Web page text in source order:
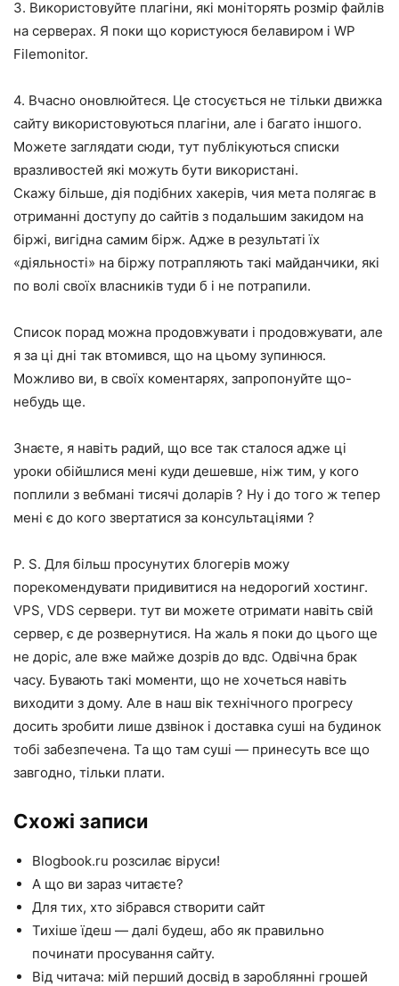
3. Використовуйте плагіни, які моніторять розмір файлів
на серверах. Я поки що користуюся белавиром і WP
Filemonitor.
4. Вчасно оновлюйтеся. Це стосується не тільки движка
сайту використовуються плагіни, але і багато іншого.
Можете заглядати сюди, тут публікуються списки
вразливостей які можуть бути використані.
Скажу більше, дія подібних хакерів, чия мета полягає в
отриманні доступу до сайтів з подальшим закидом на
біржі, вигідна самим бірж. Адже в результаті їх
«діяльності» на біржу потрапляють такі майданчики, які
по волі своїх власників туди б і не потрапили.
Список порад можна продовжувати і продовжувати, але
я за ці дні так втомився, що на цьому зупинюся.
Можливо ви, в своїх коментарях, запропонуйте що-
небудь ще.
Знаєте, я навіть радий, що все так сталося адже ці
уроки обійшлися мені куди дешевше, ніж тим, у кого
поплили з вебмані тисячі доларів ? Ну і до того ж тепер
мені є до кого звертатися за консультаціями ?
P. S. Для більш просунутих блогерів можу
порекомендувати придивитися на недорогий хостинг.
VPS, VDS сервери. тут ви можете отримати навіть свій
сервер, є де розвернутися. На жаль я поки до цього ще
не доріс, але вже майже дозрів до вдс. Одвічна брак
часу. Бувають такі моменти, що не хочеться навіть
виходити з дому. Але в наш вік технічного прогресу
досить зробити лише дзвінок і доставка суші на будинок
тобі забезпечена. Та що там суші — принесуть все що
завгодно, тільки плати.
Схожі записи
Blogbook.ru розсилає віруси!
А що ви зараз читаєте?
Для тих, хто зібрався створити сайт
Тихіше їдеш — далі будеш, або як правильно
починати просування сайту.
Від читача: мій перший досвід в зароблянні грошей